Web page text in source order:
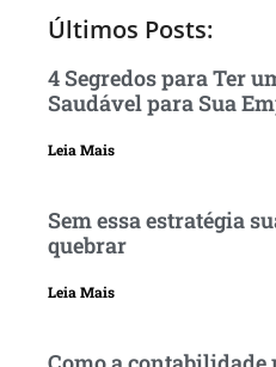
Últimos Posts:
4 Segredos para Ter
Saudável para Sua
Leia Mais
Sem essa estratégia
quebrar
Leia Mais